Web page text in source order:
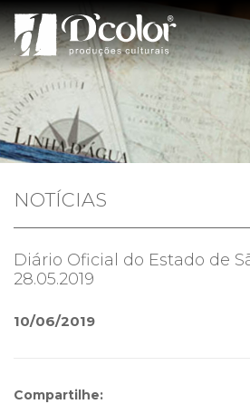
NOTÍCIAS
Diário Oficial do Estado de
28.05.2019
10/06/2019
Compartilhe: